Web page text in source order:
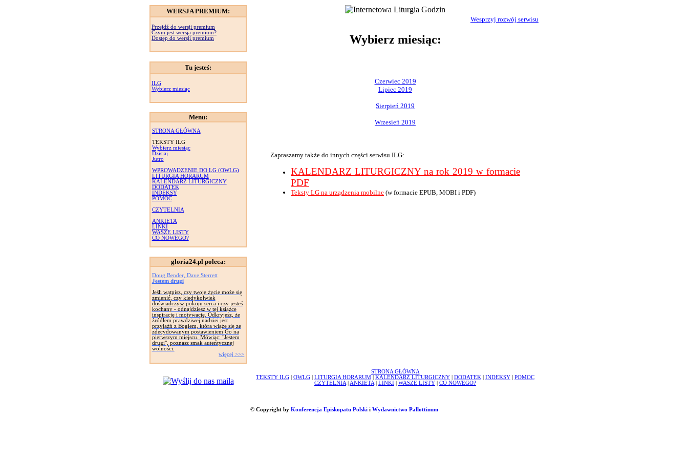
WERSJA PREMIUM:
Przejdź do wersji premium
Czym jest wersja premium?
Dostęp do wersji premium
Tu jesteś:
ILG
Wybierz miesiąc
Menu:
STRONA GŁÓWNA
TEKSTY ILG
Wybierz miesiąc
Dzisiaj
Jutro
WPROWADZENIE DO LG (OWLG)
LITURGIA HORARUM
KALENDARZ LITURGICZNY
DODATEK
INDEKSY
POMOC
CZYTELNIA
ANKIETA
LINKI
WASZE LISTY
CO NOWEGO?
gloria24.pl poleca:
Doug Bender, Dave Sterrett
Jestem drugi
Jeśli wątpisz, czy twoje życie może się
zmienić, czy kiedykolwiek
doświadczysz pokoju serca i czy jesteś
kochany - odnajdziesz w tej książce
inspirację i motywację. Odkryjesz, że
źródłem prawdziwej nadziei jest
przyjaźń z Bogiem, która wiąże się ze
zdecydowanym postawieniem Go na
pierwszym miejscu. Mówiąc: "Jestem
drugi", poznasz smak autentycznej
wolności.
więcej >>>
Wesprzyj rozwój serwisu
Wybierz miesiąc:
Czerwiec 2019
Lipiec 2019
Sierpień 2019
Wrzesień 2019
Zapraszamy także do innych części serwisu ILG:
KALENDARZ LITURGICZNY na rok 2019 w formacie
PDF
Teksty LG na urządzenia mobilne (w formacie EPUB, MOBI i PDF)
STRONA GŁÓWNA
TEKSTY ILG
OWLG LITURGIA HORARUM KALENDARZ LITURGICZNY DODATEK INDEKSY
POMOC
CZYTELNIA
ANKIETA LINKI WASZE LISTY CO NOWEGO?
© Copyright by Konferencja Episkopatu Polskii Wydawnictwo Pallottinum